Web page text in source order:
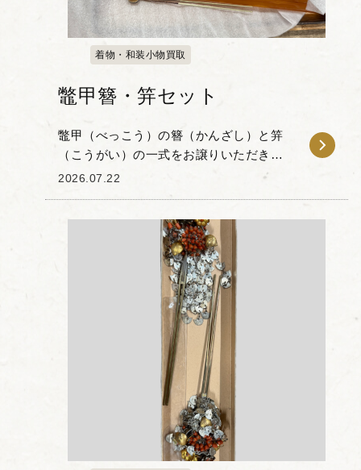
着物・和装小物買取
鼈甲簪・笄セット
鼈甲（べっこう）の簪（かんざし）と笄
（こうがい）の一式をお譲りいただきま
した。 今回のお品物は、透き通るような
う）」が用いられた...
2026.07.22